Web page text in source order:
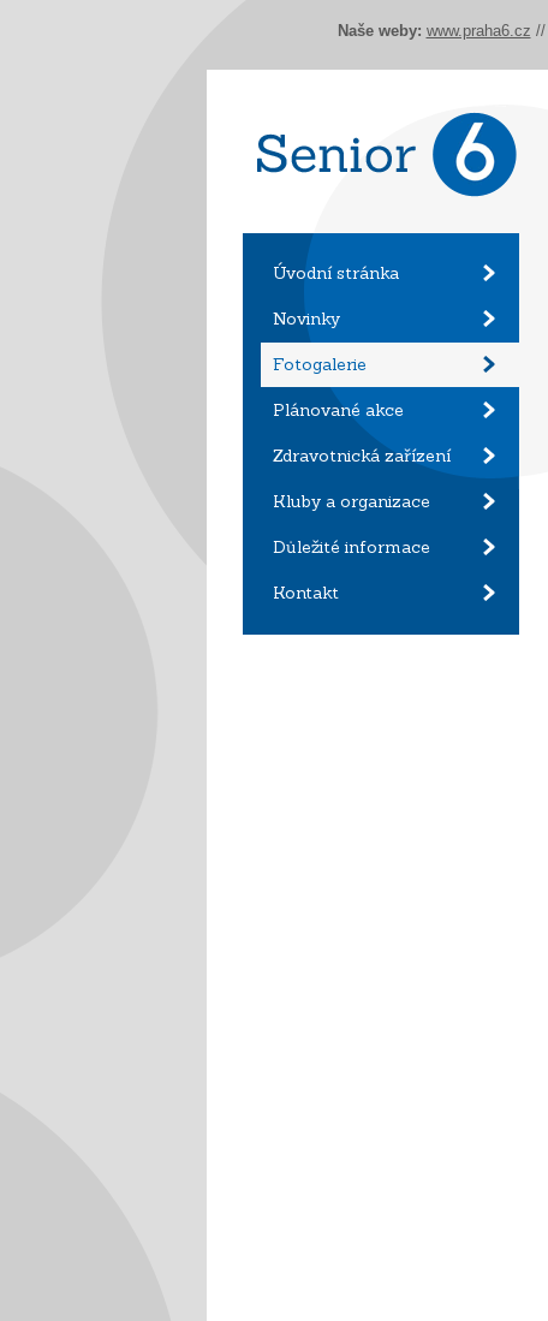
Úvodní stránka
Novinky
Fotogalerie
Plánované akce
Zdravotnická zařízení
Kluby a organizace
Důležité informace
Kontakt
Naše weby: www.praha6.cz //